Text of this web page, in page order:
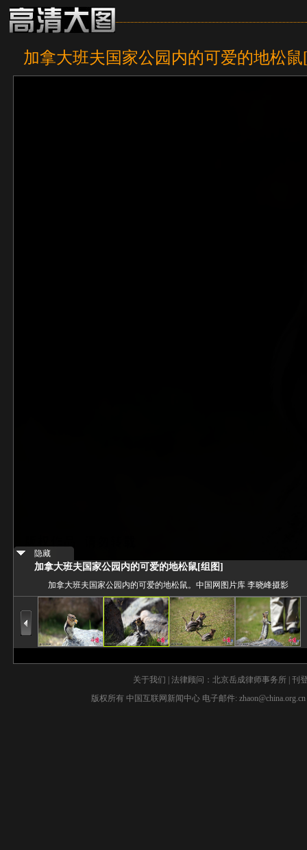
加拿大班夫国家公园内的可爱的地松
隐藏
加拿大班夫国家公园内的可爱的地松鼠[组图]
加拿大班夫国家公园内的可爱的地松鼠。中国网图片库 李晓峰摄影
关于我们 | 法律顾问： 北京岳成律师事务所 刊
版权所有 中国互联网新闻中心 电子邮件: zhaon@china.org.cn